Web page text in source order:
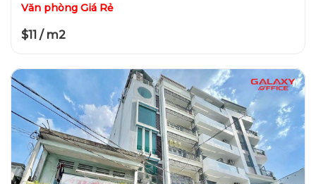
Văn phòng Giá Rẻ
$11 / m2